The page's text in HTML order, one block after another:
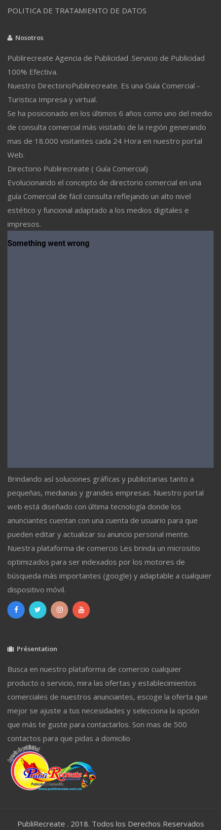
POLITICA DE TRATAMIENTO DE DATOS
Nosotros
Publirecreate Agencia de Publicidad .Servicio de Publicidad
100% Efectiva.
Nuestro DirectorioPublirecreate. Es una Guía Comercial -
Turistica Impresa y virtual.
Se ha posicionado en los últimos 6 años como uno del medio
de consulta comercial más visitado de la región generando
mas de 18.000 visitantes cada 24 Hora en nuestro portal
Web.
Directorio Publirecreate ( Guía Comercial)
Evolucionando el concepto de directorio comercial en una
guía Comercial de fácil consulta reflejando un alto nivel
estético y funcional adaptado a los medios digitales e
impresos.
Brindando así soluciones gráficas y publicitarias tanto a
pequeñas, medianas y grandes empresas. Nuestro portal
web está diseñado con última tecnología donde los
anunciantes cuentan con una cuenta de usuario para que
pueden editar y actualizar su anuncio personal mente.
Nuestra plataforma de comercio Les brinda un micrositio
optimizados para ser indexados por los motores de
búsqueda más importantes (google) y adaptable a cualquier
dispositivo móvil.
Présentation
Busca en nuestro plataforma de comercio cualquier
producto o servicio, mira las ofertas y establecimientos
comerciales de nuestros anunciantes, escoge la oferta que
mejor se ajuste a tus necesidades y selecciona la opción
que más te guste para contactarlos. Son mas de 500
contactos para que pidas a domicilio
PubliRecreate . 2018. Todos los Derechos Reservados